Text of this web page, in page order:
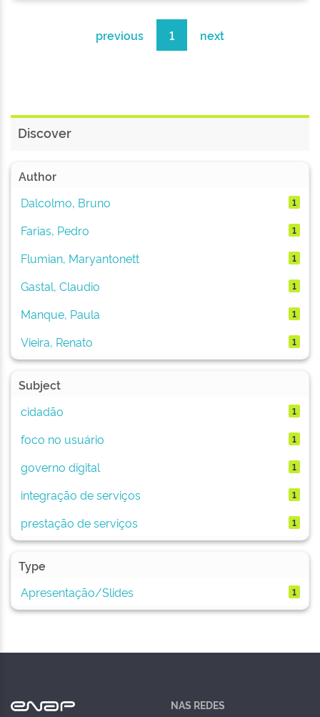
previous 1 next
Discover
Author
Dalcolmo, Bruno
1
Farias, Pedro 1
Flumian, Maryantonett 1
Gastal, Claudio 1
Manque, Paula 1
Vieira, Renato 1
Subject
cidadão
1
foco no usuário 1
governo digital 1
integração de serviços 1
prestação de serviços 1
Type
Apresentação/Slides
1
NAS REDES